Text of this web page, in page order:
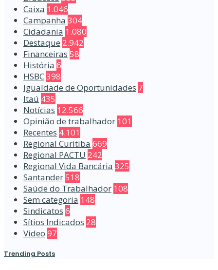
Caixa 1.046
Campanha 304
Cidadania 1.080
Destaque 2.942
Financeiras 58
História 6
HSBC398
Igualdade de Oportunidades 7
Itaú 435
Notícias 12.566
Opinião de trabalhador 101
Recentes 4.101
Regional Curitiba 669
Regional PACTU 242
Regional Vida Bancária 325
Santander518
Saúde do Trabalhador 108
Sem categoria 148
Sindicatos 6
Sítios Indicados 28
Video 97
Trending Posts